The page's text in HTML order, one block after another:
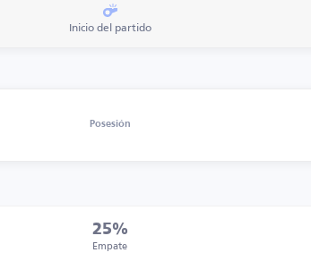
Inicio del partido
Posesión
25%
Empate